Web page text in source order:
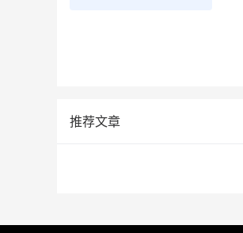
推荐文章